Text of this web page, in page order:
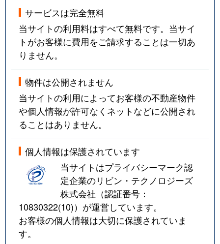
サービスは完全無料
当サイトの利用料はすべて無料です。当サイ
トがお客様に費用をご請求することは一切あ
りません。
物件は公開されません
当サイトの利用によってお客様の不動産物件
や個人情報が許可なくネットなどに公開され
ることはありません。
個人情報は保護されています
当サイトはプライバシーマーク認
定企業のリビン・テクノロジーズ
株式会社（認証番号：
10830322(10)）が運営しています。
お客様の個人情報は大切に保護されていま
す。